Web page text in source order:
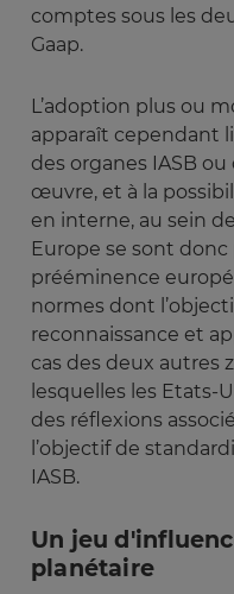
comptes sous les
Gaap.
L’adoption plus ou
apparaît cependant
des organes IASB
œuvre, et à la
en interne, au sein de
Europe se sont
prééminence
normes dont
reconnaissance et
cas des deux autres
lesquelles les Etats-
des réflexions
l’objectif de
IASB.
Un jeu
planétaire